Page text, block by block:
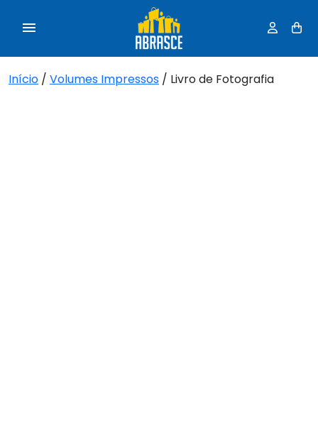
Início / Volumes Impressos / Livro de Fotografia